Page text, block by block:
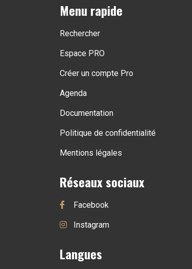
Menu rapide
Rechercher
Espace PRO
Créer un compte Pro
Agenda
Documentation
Politique de confidentialité
Mentions légales
Réseaux sociaux
Facebook
Instagram
Langues